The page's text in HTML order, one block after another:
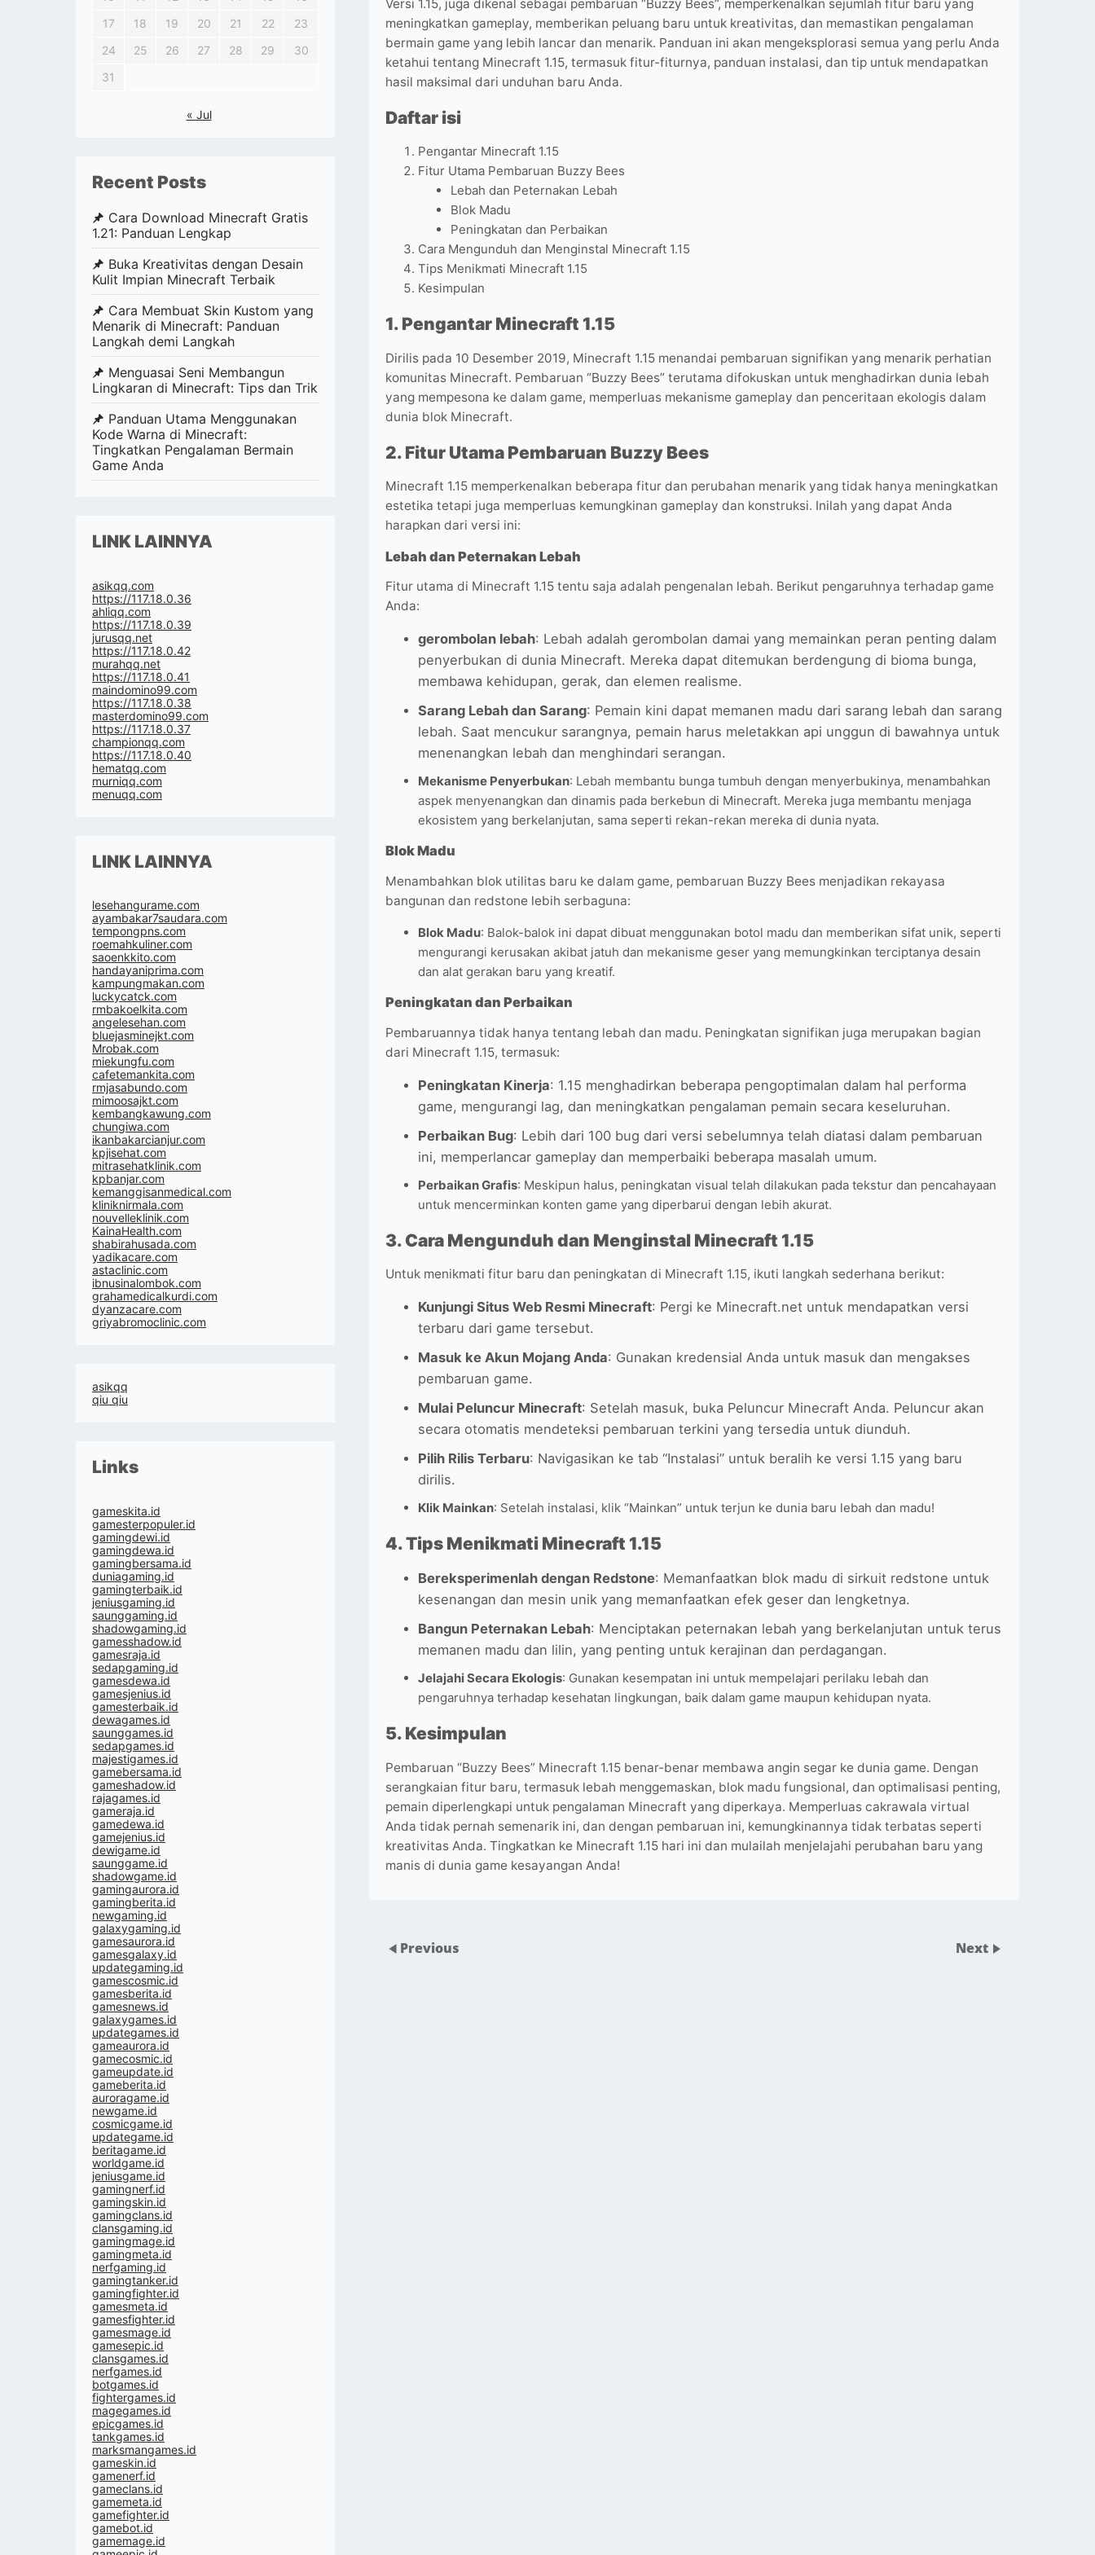
Versi 1.15, juga dikenal sebagai pembaruan “Buzzy Bees”, memperkenalkan sejumlah fitur baru yang
meningkatkan gameplay, memberikan peluang baru untuk kreativitas, dan memastikan pengalaman
bermain game yang lebih lancar dan menarik. Panduan ini akan mengeksplorasi semua yang perlu Anda
ketahui tentang Minecraft 1.15, termasuk fitur-fiturnya, panduan instalasi, dan tip untuk mendapatkan
hasil maksimal dari unduhan baru Anda.
Daftar isi
Pengantar Minecraft 1.15
Fitur Utama Pembaruan Buzzy Bees
Lebah dan Peternakan Lebah
Blok Madu
Peningkatan dan Perbaikan
Cara Mengunduh dan Menginstal Minecraft 1.15
Tips Menikmati Minecraft 1.15
Kesimpulan
1. Pengantar Minecraft 1.15
Dirilis pada 10 Desember 2019, Minecraft 1.15 menandai pembaruan signifikan yang menarik perhatian
komunitas Minecraft. Pembaruan “Buzzy Bees” terutama difokuskan untuk menghadirkan dunia lebah
yang mempesona ke dalam game, memperluas mekanisme gameplay dan penceritaan ekologis dalam
dunia blok Minecraft.
2. Fitur Utama Pembaruan Buzzy Bees
Minecraft 1.15 memperkenalkan beberapa fitur dan perubahan menarik yang tidak hanya meningkatkan
estetika tetapi juga memperluas kemungkinan gameplay dan konstruksi. Inilah yang dapat Anda
harapkan dari versi ini:
Lebah dan Peternakan Lebah
Fitur utama di Minecraft 1.15 tentu saja adalah pengenalan lebah. Berikut pengaruhnya terhadap game
Anda:
gerombolan lebah: Lebah adalah gerombolan damai yang memainkan peran penting dalam
penyerbukan di dunia Minecraft. Mereka dapat ditemukan berdengung di bioma bunga,
membawa kehidupan, gerak, dan elemen realisme.
Sarang Lebah dan Sarang: Pemain kini dapat memanen madu dari sarang lebah dan sarang
lebah. Saat mencukur sarangnya, pemain harus meletakkan api unggun di bawahnya untuk
menenangkan lebah dan menghindari serangan.
Mekanisme Penyerbukan: Lebah membantu bunga tumbuh dengan menyerbukinya, menambahkan
aspek menyenangkan dan dinamis pada berkebun di Minecraft. Mereka juga membantu menjaga
ekosistem yang berkelanjutan, sama seperti rekan-rekan mereka di dunia nyata.
Blok Madu
Menambahkan blok utilitas baru ke dalam game, pembaruan Buzzy Bees menjadikan rekayasa
bangunan dan redstone lebih serbaguna:
Blok Madu: Balok-balok ini dapat dibuat menggunakan botol madu dan memberikan sifat unik, seperti
mengurangi kerusakan akibat jatuh dan mekanisme geser yang memungkinkan terciptanya desain
dan alat gerakan baru yang kreatif.
Peningkatan dan Perbaikan
Pembaruannya tidak hanya tentang lebah dan madu. Peningkatan signifikan juga merupakan bagian
dari Minecraft 1.15, termasuk:
Peningkatan Kinerja: 1.15 menghadirkan beberapa pengoptimalan dalam hal performa
game, mengurangi lag, dan meningkatkan pengalaman pemain secara keseluruhan.
Perbaikan Bug: Lebih dari 100 bug dari versi sebelumnya telah diatasi dalam pembaruan
ini, memperlancar gameplay dan memperbaiki beberapa masalah umum.
Perbaikan Grafis: Meskipun halus, peningkatan visual telah dilakukan pada tekstur dan pencahayaan
untuk mencerminkan konten game yang diperbarui dengan lebih akurat.
3. Cara Mengunduh dan Menginstal Minecraft 1.15
Untuk menikmati fitur baru dan peningkatan di Minecraft 1.15, ikuti langkah sederhana berikut:
Kunjungi Situs Web Resmi Minecraft: Pergi ke Minecraft.net untuk mendapatkan versi
terbaru dari game tersebut.
Masuk ke Akun Mojang Anda: Gunakan kredensial Anda untuk masuk dan mengakses
pembaruan game.
Mulai Peluncur Minecraft: Setelah masuk, buka Peluncur Minecraft Anda. Peluncur akan
secara otomatis mendeteksi pembaruan terkini yang tersedia untuk diunduh.
Pilih Rilis Terbaru: Navigasikan ke tab “Instalasi” untuk beralih ke versi 1.15 yang baru
dirilis.
Klik Mainkan: Setelah instalasi, klik “Mainkan” untuk terjun ke dunia baru lebah dan madu!
4. Tips Menikmati Minecraft 1.15
Bereksperimenlah dengan Redstone: Memanfaatkan blok madu di sirkuit redstone untuk
kesenangan dan mesin unik yang memanfaatkan efek geser dan lengketnya.
Bangun Peternakan Lebah: Menciptakan peternakan lebah yang berkelanjutan untuk terus
memanen madu dan lilin, yang penting untuk kerajinan dan perdagangan.
Jelajahi Secara Ekologis: Gunakan kesempatan ini untuk mempelajari perilaku lebah dan
pengaruhnya terhadap kesehatan lingkungan, baik dalam game maupun kehidupan nyata.
5. Kesimpulan
Pembaruan “Buzzy Bees” Minecraft 1.15 benar-benar membawa angin segar ke dunia game. Dengan
serangkaian fitur baru, termasuk lebah menggemaskan, blok madu fungsional, dan optimalisasi penting,
pemain diperlengkapi untuk pengalaman Minecraft yang diperkaya. Memperluas cakrawala virtual
Anda tidak pernah semenarik ini, dan dengan pembaruan ini, kemungkinannya tidak terbatas seperti
kreativitas Anda. Tingkatkan ke Minecraft 1.15 hari ini dan mulailah menjelajahi perubahan baru yang
manis di dunia game kesayangan Anda!
Previous Next
17
18 19 20 21 22
23
24
25 26 27 28 29
30
31
« Jul
Recent Posts
Cara Download Minecraft Gratis
1.21: Panduan Lengkap
Buka Kreativitas dengan Desain
Kulit Impian Minecraft Terbaik
Cara Membuat Skin Kustom yang
Menarik di Minecraft: Panduan
Langkah demi Langkah
Menguasai Seni Membangun
Lingkaran di Minecraft: Tips dan Trik
Panduan Utama Menggunakan
Kode Warna di Minecraft:
Tingkatkan Pengalaman Bermain
Game Anda
LINK LAINNYA
asikqq.com
https://117.18.0.36
ahliqq.com
https://117.18.0.39
jurusqq.net
https://117.18.0.42
murahqq.net
https://117.18.0.41
maindomino99.com
https://117.18.0.38
masterdomino99.com
https://117.18.0.37
championqq.com
https://117.18.0.40
hematqq.com
murniqq.com
menuqq.com
LINK LAINNYA
lesehangurame.com
ayambakar7saudara.com
tempongpns.com
roemahkuliner.com
saoenkkito.com
handayaniprima.com
kampungmakan.com
luckycatck.com
rmbakoelkita.com
angelesehan.com
bluejasminejkt.com
Mrobak.com
miekungfu.com
cafetemankita.com
rmjasabundo.com
mimoosajkt.com
kembangkawung.com
chungiwa.com
ikanbakarcianjur.com
kpjisehat.com
mitrasehatklinik.com
kpbanjar.com
kemanggisanmedical.com
kliniknirmala.com
nouvelleklinik.com
KainaHealth.com
shabirahusada.com
yadikacare.com
astaclinic.com
ibnusinalombok.com
grahamedicalkurdi.com
dyanzacare.com
griyabromoclinic.com
asikqq
qiu qiu
Links
gameskita.id
gamesterpopuler.id
gamingdewi.id
gamingdewa.id
gamingbersama.id
duniagaming.id
gamingterbaik.id
jeniusgaming.id
saunggaming.id
shadowgaming.id
gamesshadow.id
gamesraja.id
sedapgaming.id
gamesdewa.id
gamesjenius.id
gamesterbaik.id
dewagames.id
saunggames.id
sedapgames.id
majestigames.id
gamebersama.id
gameshadow.id
rajagames.id
gameraja.id
gamedewa.id
gamejenius.id
dewigame.id
saunggame.id
shadowgame.id
gamingaurora.id
gamingberita.id
newgaming.id
galaxygaming.id
gamesaurora.id
gamesgalaxy.id
updategaming.id
gamescosmic.id
gamesberita.id
gamesnews.id
galaxygames.id
updategames.id
gameaurora.id
gamecosmic.id
gameupdate.id
gameberita.id
auroragame.id
newgame.id
cosmicgame.id
updategame.id
beritagame.id
worldgame.id
jeniusgame.id
gamingnerf.id
gamingskin.id
gamingclans.id
clansgaming.id
gamingmage.id
gamingmeta.id
nerfgaming.id
gamingtanker.id
gamingfighter.id
gamesmeta.id
gamesfighter.id
gamesmage.id
gamesepic.id
clansgames.id
nerfgames.id
botgames.id
fightergames.id
magegames.id
epicgames.id
tankgames.id
marksmangames.id
gameskin.id
gamenerf.id
gameclans.id
gamemeta.id
gamefighter.id
gamebot.id
gamemage.id